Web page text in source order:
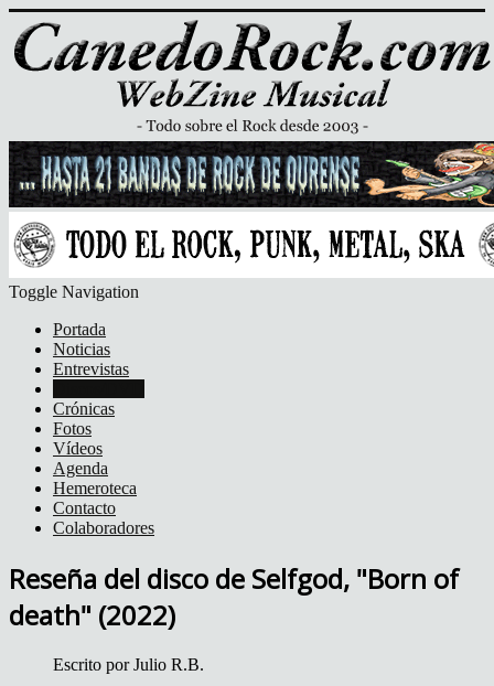
Toggle Navigation
Portada
Noticias
Entrevistas
Crónicas
Fotos
Vídeos
Agenda
Hemeroteca
Contacto
Colaboradores
Reseña del disco de Selfgod, "Born of
death" (2022)
Escrito porJulio R.B.